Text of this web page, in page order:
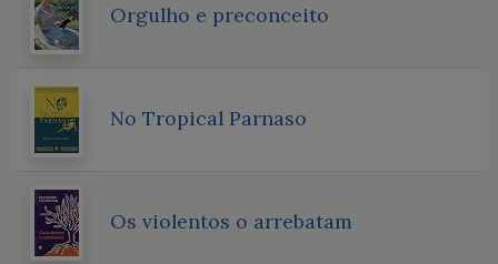
Orgulho e preconceito
No Tropical Parnaso
Os violentos o arrebatam